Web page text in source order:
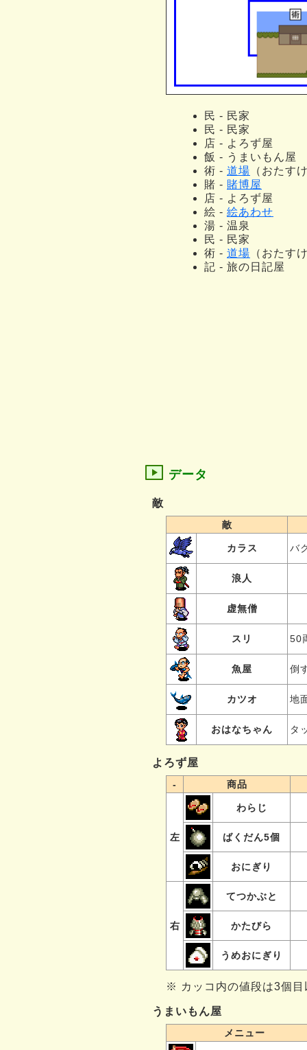
民 - 民家
民 - 民家
店 - よろず屋
飯 - うまいもん屋
術 - 道場 （おたす
賭 - 賭博屋
店 - よろず屋
絵 - 絵あわせ
湯 - 温泉
民 - 民家
術 - 道場 （おたす
記 - 旅の日記屋
データ
敵
敵
カラス バ
浪人
虚無僧
スリ 50
魚屋 倒
カツオ 地
おはなちゃん タ
よろず屋
- 商品
左
わらじ
ばくだん5個
おにぎり
右
てつかぶと
かたびら
うめおにぎり
※ カッコ内の値段は3個目
うまいもん屋
メニュー